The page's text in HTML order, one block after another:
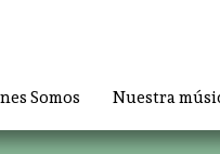
Somos Nuestra